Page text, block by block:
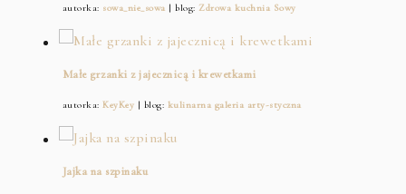
autorka: sowa_nie_sowa | blog: Zdrowa kuchnia Sowy
Małe grzanki z jajecznicą i krewetkami
autorka:KeyKey | blog: kulinarna galeria arty-styczna
Jajka na szpinaku